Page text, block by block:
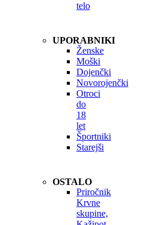
telo
UPORABNIKI
Ženske
Moški
Dojenčki
Novorojenčki
Otroci
do
18
let
Športniki
Starejši
OSTALO
Priročnik
Krvne
skupine,